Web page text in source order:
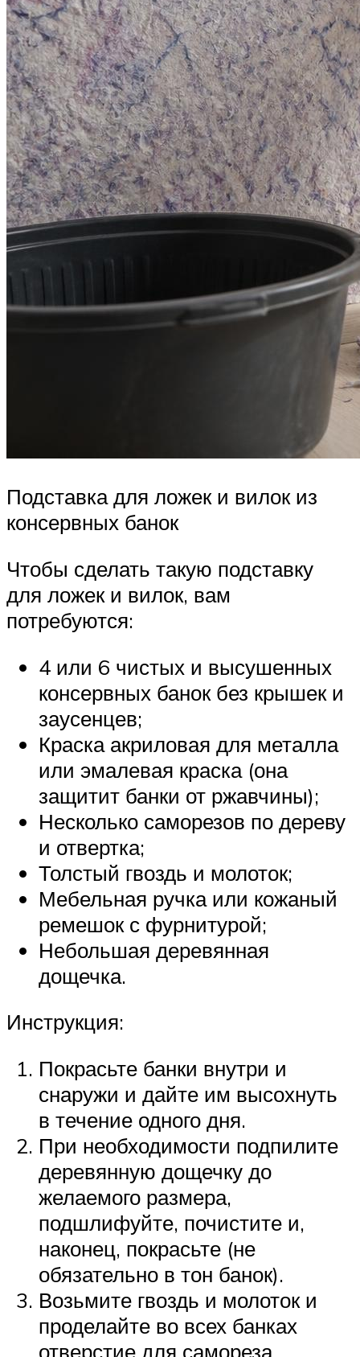
Подставка для ложек и вилок из
консервных банок
Чтобы сделать такую подставку
для ложек и вилок, вам
потребуются:
4 или 6 чистых и высушенных
консервных банок без крышек и
заусенцев;
Краска акриловая для металла
или эмалевая краска (она
защитит банки от ржавчины);
Несколько саморезов по дереву
и отвертка;
Толстый гвоздь и молоток;
Мебельная ручка или кожаный
ремешок с фурнитурой;
Небольшая деревянная
дощечка.
Инструкция:
Покрасьте банки внутри и
снаружи и дайте им высохнуть
в течение одного дня.
При необходимости подпилите
деревянную дощечку до
желаемого размера,
подшлифуйте, почистите и,
наконец, покрасьте (не
обязательно в тон банок).
Возьмите гвоздь и молоток и
проделайте во всех банках
отверстие для самореза.